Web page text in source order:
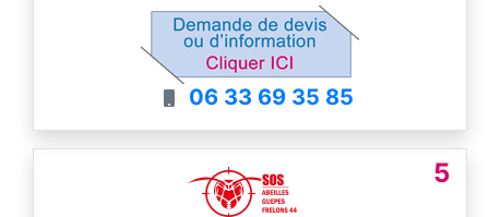
06 33 69 35 85
5